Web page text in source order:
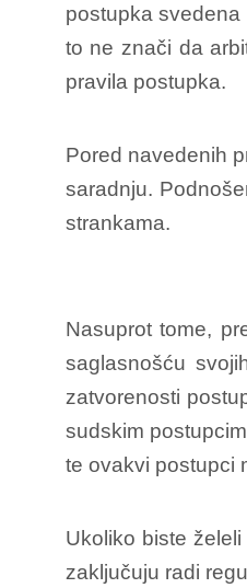
postupka
to ne znači da
pravila postupka.
Pored navedenih
saradnju.
strankama.
Nasuprot tome,
saglasnošću
zatvorenosti
sudskim
te ovakvi postupci
Ukoliko biste
zaključuju radi